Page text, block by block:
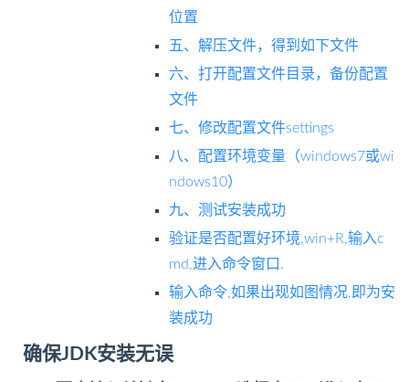
位置
五、解压文件，得到如下文件
六、打开配置文件目录，备份配置
文件
七、修改配置文件settings
八、配置环境变量（windows7或wi
ndows10）
九、测试安装成功
验证是否配置好环境,win+R,输入c
md,进入命令窗口.
输入命令,如果出现如图情况,即为安
装成功
确保JDK安装无误